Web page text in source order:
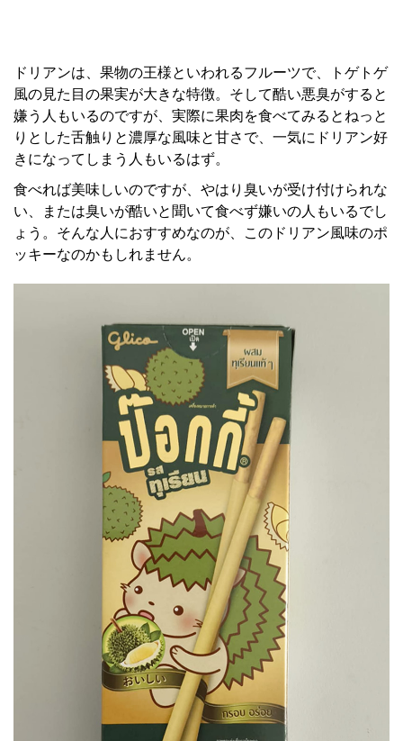
ドリアンは、果物の王様といわれるフルーツで、トゲトゲ
風の見た目の果実が大きな特徴。そして酷い悪臭がすると
嫌う人もいるのですが、実際に果肉を食べてみるとねっと
りとした舌触りと濃厚な風味と甘さで、一気にドリアン好
きになってしまう人もいるはず。
食べれば美味しいのですが、やはり臭いが受け付けられな
い、または臭いが酷いと聞いて食べず嫌いの人もいるでし
ょう。そんな人におすすめなのが、このドリアン風味のポ
ッキーなのかもしれません。